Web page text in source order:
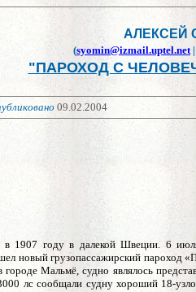
АЛЕКСЕЙ
(syomin@izmail.uptel.net
"ПАРОХОД С
09.02.2004
в 1907 году в далекой Швеции. 6
новый грузопассажирский
Мальмё, судно являлось
лс сообщали судну хороший 18-